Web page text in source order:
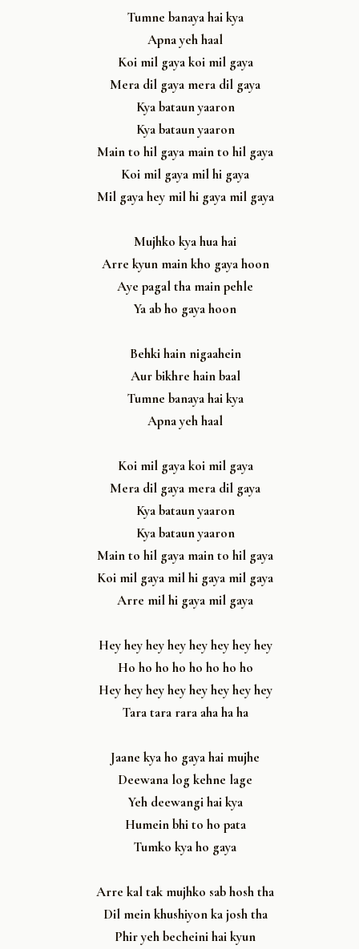
Tumne banaya hai kya
Apna yeh haal
Koi mil gaya koi mil gaya
Mera dil gaya mera dil gaya
Kya bataun yaaron
Kya bataun yaaron
Main to hil gaya main to hil gaya
Koi mil gaya mil hi gaya
Mil gaya hey mil hi gaya mil gaya
Mujhko kya hua hai
Arre kyun main kho gaya hoon
Aye pagal tha main pehle
Ya ab ho gaya hoon
Behki hain nigaahein
Aur bikhre hain baal
Tumne banaya hai kya
Apna yeh haal
Koi mil gaya koi mil gaya
Mera dil gaya mera dil gaya
Kya bataun yaaron
Kya bataun yaaron
Main to hil gaya main to hil gaya
Koi mil gaya mil hi gaya mil gaya
Arre mil hi gaya mil gaya
Hey hey hey hey hey hey hey hey
Ho ho ho ho ho ho ho ho
Hey hey hey hey hey hey hey hey
Tara tara rara aha ha ha
Jaane kya ho gaya hai mujhe
Deewana log kehne lage
Yeh deewangi hai kya
Humein bhi to ho pata
Tumko kya ho gaya
Arre kal tak mujhko sab hosh tha
Dil mein khushiyon ka josh tha
Phir yeh becheini hai kyun